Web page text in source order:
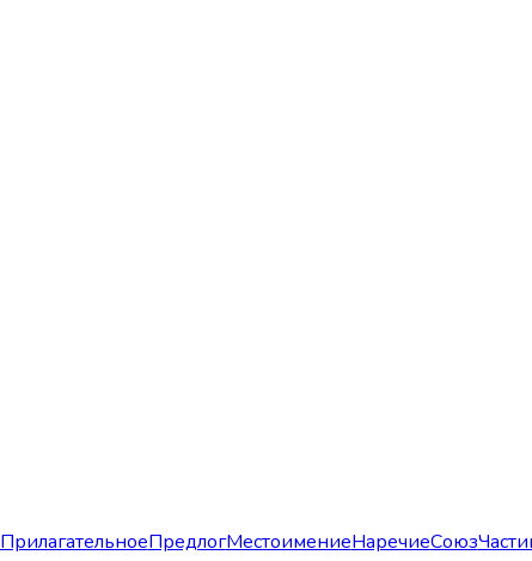
ПрилагательноеПредлогМестоимениеНаречиеСоюз